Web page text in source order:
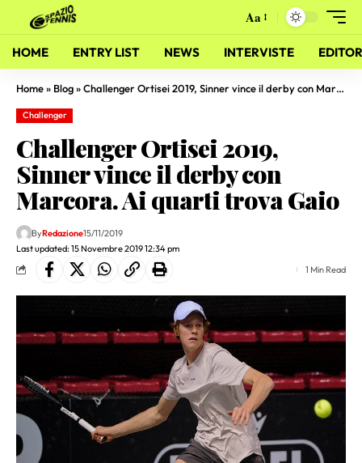
Aa
HOME ENTRY LIST NEWS INTERVISTE
Home» Blog»Challenger Ortisei 2019, Sinner vince il derby con Marcora. Ai quarti trova Gaio
Challenger
Challenger Ortisei 2019,
Sinner vince il derby con
Marcora. Ai quarti trova Gaio
Last updated: 15 Novembre 2019 12:34 pm
ByRedazione15/11/2019
1 Min Read